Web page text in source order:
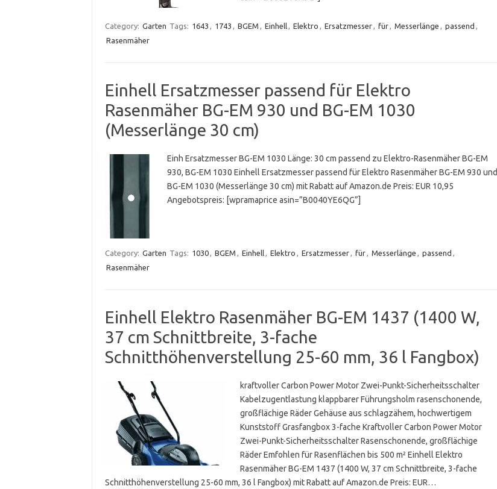
Category: Garten Tags: 1643 , 1743 , BGEM , Einhell, Elektro , Ersatzmesser, für, Messerlänge , passend ,
Rasenmäher
Einhell Ersatzmesser passend für Elektro
Rasenmäher BG-EM 930 und BG-EM 1030
(Messerlänge 30 cm)
Einh Ersatzmesser BG-EM 1030 Länge: 30 cm passend zu Elektro-Rasenmäher BG-EM
930, BG-EM 1030 Einhell Ersatzmesser passend für Elektro Rasenmäher BG-EM 930 und
BG-EM 1030 (Messerlänge 30 cm) mit Rabatt auf Amazon.de Preis: EUR 10,95
Angebotspreis: [wpramaprice asin=”B0040YE6QG”]
Category: Garten Tags: 1030, BGEM , Einhell, Elektro , Ersatzmesser, für, Messerlänge , passend ,
Rasenmäher
Einhell Elektro Rasenmäher BG-EM 1437 (1400 W,
37 cm Schnittbreite, 3-fache
Schnitthöhenverstellung 25-60 mm, 36 l Fangbox)
kraftvoller Carbon Power Motor Zwei-Punkt-Sicherheitsschalter
Kabelzugentlastung klappbarer Führungsholm rasenschonende,
großflächige Räder Gehäuse aus schlagzähem, hochwertigem
Kunststoff Grasfangbox 3-fache Kraftvoller Carbon Power Motor
Zwei-Punkt-Sicherheitsschalter Rasenschonende, großflächige
Räder Emfohlen für Rasenflächen bis 500 m² Einhell Elektro
Rasenmäher BG-EM 1437 (1400 W, 37 cm Schnittbreite, 3-fache
Schnitthöhenverstellung 25-60 mm, 36 l Fangbox) mit Rabatt auf Amazon.de Preis: EUR…